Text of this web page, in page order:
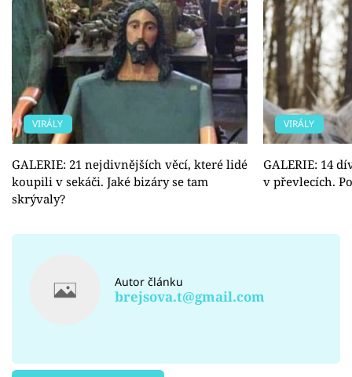
VIRÁLY
GALERIE: 21 nejdivnějších věcí, které lidé
koupili v sekáči. Jaké bizáry se tam
skrývaly?
VIRÁLY
GALERIE: 14
v převlecích.
Autor článku
brejsova.t@gmail.com